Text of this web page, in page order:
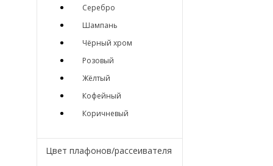
Серебро
Шампань
Чёрный хром
Розовый
Жёлтый
Кофейный
Коричневый
Цвет плафонов/рассеивателя